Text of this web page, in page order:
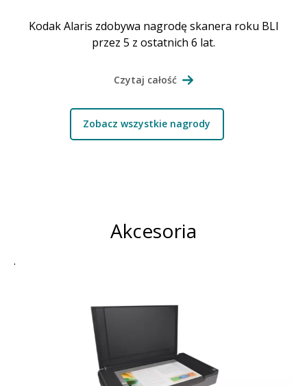
Kodak Alaris zdobywa nagrodę skanera roku BLI
przez 5 z ostatnich 6 lat.
Czytaj całość
Zobacz wszystkie nagrody
Akcesoria
.